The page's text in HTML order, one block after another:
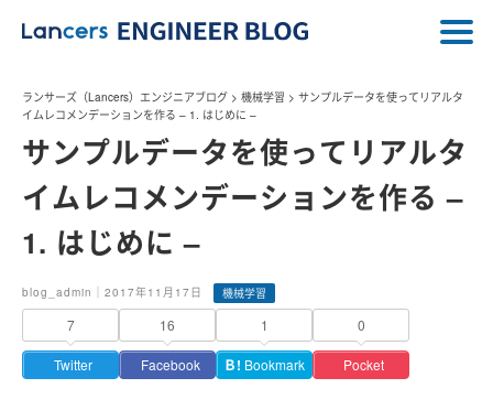
ランサーズ（Lancers）エンジニアブログ > 機械学習 > サンプルデータを使ってリアルタ
イムレコメンデーションを作る – 1. はじめに –
サンプルデータを使ってリアルタ
イムレコメンデーションを作る –
1. はじめに –
blog_admin｜2017年11月17日 機械学習
7
Twitter
16
Facebook
1
Ｂ! Bookmark
0
Pocket